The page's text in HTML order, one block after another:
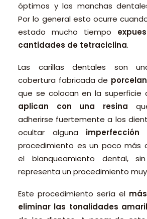
óptimos y las manchas
Por lo general esto ocurre
estado mucho tiempo
cantidades de tetraciclina.
Las carillas dentales son
cobertura fabricada de
que se colocan en la superficie
aplican con una resina
adherirse fuertemente a los
ocultar alguna imperfección
procedimiento es un poco más
el blanqueamiento dental,
representa un procedimiento
Este procedimiento sería el
eliminar las tonalidades